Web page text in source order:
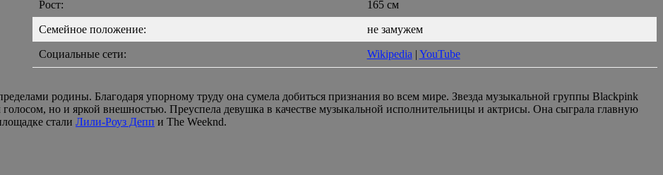
Рост: 165 см
Семейное положение: не замужем
Социальные сети: Wikipedia| YouTube
родины. Благодаря упорному труду она сумела добиться признания во всем мире. Звезда музыкальной группы Blackpink
но и яркой внешностью. Преуспела девушка в качестве музыкальной исполнительницы и актрисы. Она сыграла главную
стали Лили-Роуз Депп и The Weeknd.